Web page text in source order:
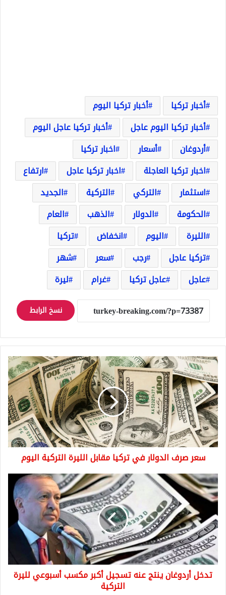
أخبار تركيا
أخبار تركيا اليوم
أخبار تركيا اليوم عاجل
أخبار تركيا عاجل اليوم
أردوغان
أسعار
اخبار تركيا
اخبار تركيا العاجلة
اخبار تركيا عاجل
ارتفاع
استثمار
التركي التركية
الجديد
الحكومة
الدولار الذهب
العام
الليرة
اليوم انخفاض
تركيا
تركيا عاجل
رجب سعر
شهر
عاجل
عاجل تركيا غرام ليرة
نسخ الرابط
سعر
صرف
الدولار
في
تركيا
مقابل
الليرة
التركية
اليوم
سعر صرف الدولار في تركيا مقابل الليرة التركية اليوم
تدخل
أردوغان
ينتج
تسجيل
أكبر
مكسب
أسبوعي
لليرة
التركية
تدخل أردوغان ينتج عنه تسجيل أكبر مكسب أسبوعي لليرة
التركية